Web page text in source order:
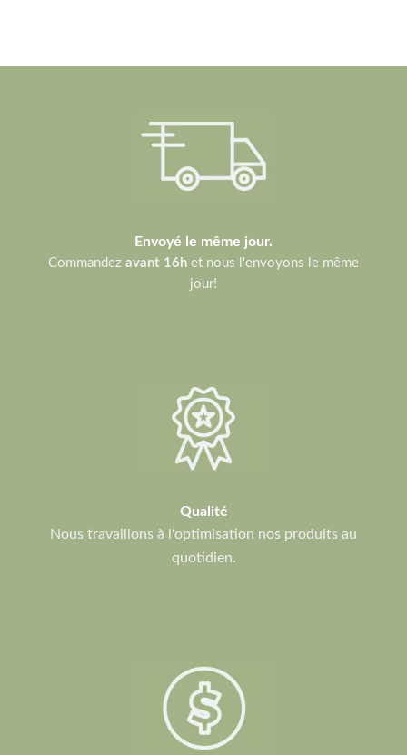
Envoyé le même jour.
Commandez avant 16h et nous l'envoyons le même
jour!
Qualité
Nous travaillons à l'optimisation nos produits au
quotidien.